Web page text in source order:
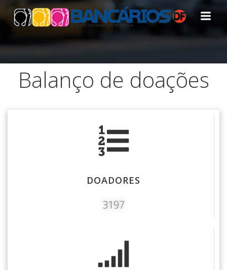
Pular
para
o
Balanço de doações
DOADORES
3197